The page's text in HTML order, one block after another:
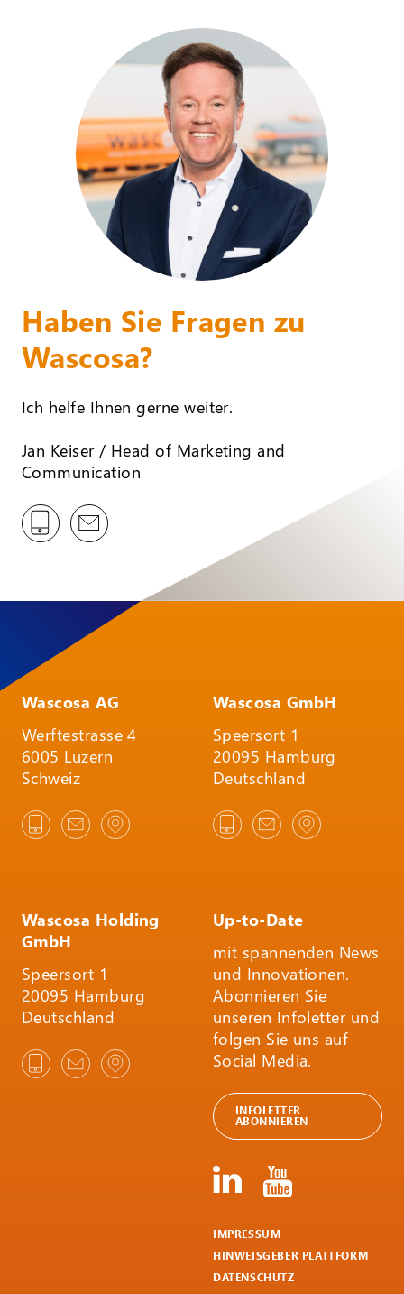
Haben Sie Fragen zu
Wascosa?
Ich helfe Ihnen gerne weiter.
Jan Keiser / Head of Marketing and
Communication
Wascosa AG
Werftestrasse 4
6005 Luzern
Schweiz
Wascosa GmbH
Speersort 1
20095 Hamburg
Deutschland
Wascosa Holding
GmbH
Speersort 1
20095 Hamburg
Deutschland
Up-to-Date
mit spannenden News
und Innovationen.
Abonnieren Sie
unseren Infoletter und
folgen Sie uns auf
Social Media.
INFOLETTER
ABONNIEREN
IMPRESSUM
HINWEISGEBER PLATTFORM
DATENSCHUTZ